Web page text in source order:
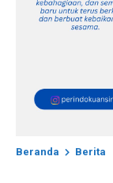
Beranda Berita